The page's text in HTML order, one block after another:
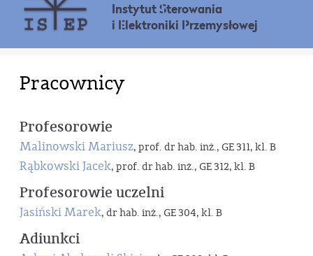
Instytut Sterowania
i Elektroniki Przemysłowej
Pracownicy
Profesorowie
Malinowski Mariusz, prof. dr hab. inż., GE 311, kl. B
Rąbkowski Jacek, prof. dr hab. inż., GE 312, kl. B
Profesorowie uczelni
Jasiński Marek, dr hab. inż., GE 304, kl. B
Adiunkci